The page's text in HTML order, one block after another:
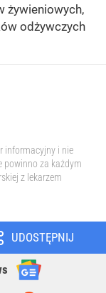
żywieniowych,
odżywczych
informacyjny i nie
powinno za każdym
z lekarzem
UDOSTĘPNIJ